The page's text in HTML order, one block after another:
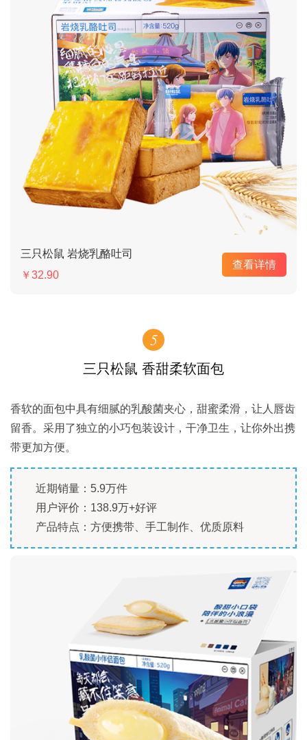
三只松鼠 岩烧乳酪吐司
￥32.90
查看详情
5
三只松鼠 香甜柔软面包
香软的面包中具有细腻的乳酸菌夹心，甜蜜柔滑，让人唇齿
留香。采用了独立的小巧包装设计，干净卫生，让你外出携
带更加方便。
近期销量：5.9万件
用户评价：138.9万+好评
产品特点：方便携带、手工制作、优质原料